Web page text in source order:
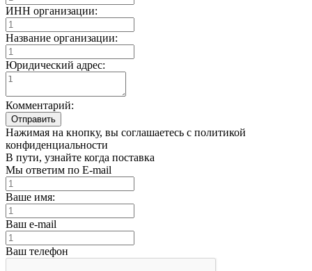
ИНН организации:
Название организации:
Юридический адрес:
Комментарий:
Отправить
Нажимая на кнопку, вы соглашаетесь с политикой
конфиденциальности
В пути, узнайте когда поставка
Мы ответим по E-mail
Ваше имя:
Ваш e-mail
Ваш телефон